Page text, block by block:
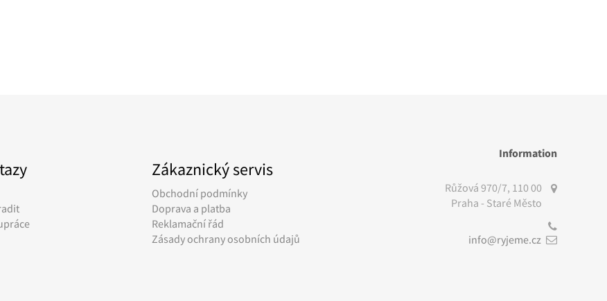
Zákaznický servis
Obchodní podmínky
Doprava a platba
Reklamační řád
Zásady ochrany osobních údajů
Information
Růžová 970/7, 110 00
Praha - Staré Město
info@ryjeme.cz